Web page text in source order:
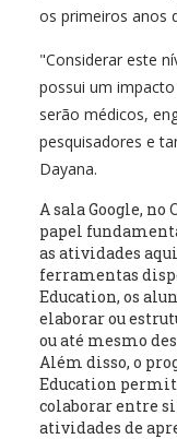
os primeiros anos
"Considerar este
possui um
serão médicos,
pesquisadores e
Dayana.
A sala Google,
papel
as atividades
ferramentas
Education, os
elaborar ou
ou até mesmo
Além disso, o
Education
colaborar entre si
atividades de